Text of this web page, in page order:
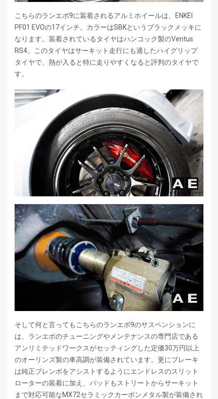
こちらのランエボ9に装着されるアルミホイールは、ENKEI
PF01 EVOの17インチ。カラーはSBKというブラックメッキに
なります。装着されているタイヤはハンコック製のVentus
RS4。このタイヤはサーキット走行にも適したハイグリップ
タイヤで、熱が入ると特に走りやすくなると評判のタイヤで
す。
そして何と言ってもこちらのランエボ9のサスペンションに
は、ランエボのチューニングやメンテナンスの専門店である
アンリミテッドワークスがセッティングした定価30万円以上
のオーリンズ製の車高調が装備されています。更にブレーキ
は純正ブレンボをアシストするようにエンドレスのスリット
ローターの装着に加え、パッドもストリートからサーキット
まで対応可能なMX72セラミックカーボンメタル製が装備され